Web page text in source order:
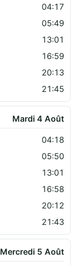
04:17
05:49
13:01
16:59
20:13
21:45
Mardi 4 Août
04:18
05:50
13:01
16:58
20:12
21:43
Mercredi 5 Août